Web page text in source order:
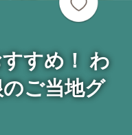
すめ！ わ
ご当地グ